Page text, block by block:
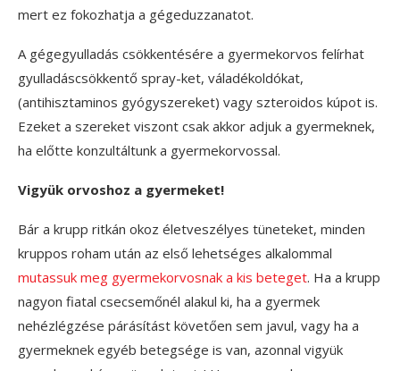
mert ez fokozhatja a gégeduzzanatot.
A gégegyulladás csökkentésére a gyermekorvos felírhat
gyulladáscsökkentő spray-ket, váladékoldókat,
(antihisztaminos gyógyszereket) vagy szteroidos kúpot is.
Ezeket a szereket viszont csak akkor adjuk a gyermeknek,
ha előtte konzultáltunk a gyermekorvossal.
Vigyük orvoshoz a gyermeket!
Bár a krupp ritkán okoz életveszélyes tüneteket, minden
kruppos roham után az első lehetséges alkalommal
mutassuk meg gyermekorvosnak a kis beteget. Ha a krupp
nagyon fiatal csecsemőnél alakul ki, ha a gyermek
nehézlégzése párásítást követően sem javul, vagy ha a
gyermeknek egyéb betegsége is van, azonnal vigyük